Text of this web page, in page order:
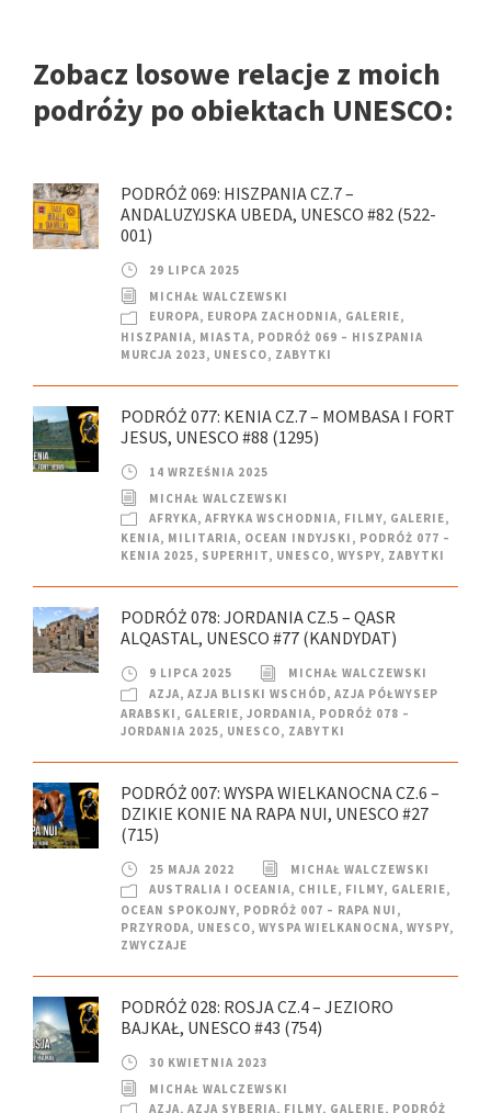
Zobacz losowe relacje z moich
podróży po obiektach UNESCO:
PODRÓŻ 069: HISZPANIA CZ.7 –
ANDALUZYJSKA UBEDA, UNESCO #82 (522-
001)
29 LIPCA 2025
MICHAŁ WALCZEWSKI
EUROPA, EUROPA ZACHODNIA, GALERIE,
HISZPANIA, MIASTA, PODRÓŻ 069 – HISZPANIA
MURCJA 2023, UNESCO, ZABYTKI
PODRÓŻ 077: KENIA CZ.7 – MOMBASA I FORT
JESUS, UNESCO #88 (1295)
14 WRZEŚNIA 2025
MICHAŁ WALCZEWSKI
AFRYKA, AFRYKA WSCHODNIA, FILMY, GALERIE,
KENIA, MILITARIA, OCEAN INDYJSKI , PODRÓŻ 077 –
KENIA 2025, SUPERHIT, UNESCO, WYSPY, ZABYTKI
PODRÓŻ 078: JORDANIA CZ.5 – QASR
ALQASTAL, UNESCO #77 (KANDYDAT)
9 LIPCA 2025
MICHAŁ WALCZEWSKI
AZJA, AZJA BLISKI WSCHÓD, AZJA PÓŁWYSEP
ARABSKI , GALERIE, JORDANIA, PODRÓŻ 078 –
JORDANIA 2025, UNESCO, ZABYTKI
PODRÓŻ 007: WYSPA WIELKANOCNA CZ.6 –
DZIKIE KONIE NA RAPA NUI, UNESCO #27
(715)
25 MAJA 2022
MICHAŁ WALCZEWSKI
AUSTRALIA I OCEANIA, CHILE, FILMY, GALERIE,
OCEAN SPOKOJNY, PODRÓŻ 007 – RAPA NUI ,
PRZYRODA, UNESCO, WYSPA WIELKANOCNA, WYSPY,
ZWYCZAJE
PODRÓŻ 028: ROSJA CZ.4 – JEZIORO
BAJKAŁ, UNESCO #43 (754)
30 KWIETNIA 2023
MICHAŁ WALCZEWSKI
AZJA, AZJA SYBERIA, FILMY, GALERIE, PODRÓŻ